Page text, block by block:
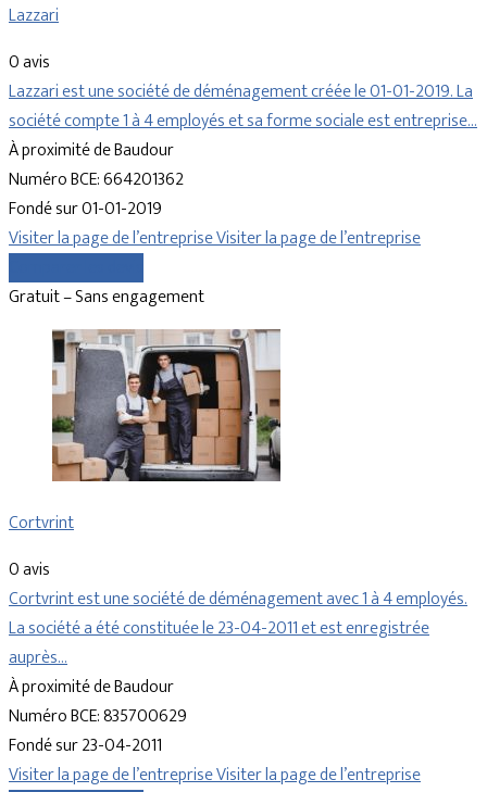
Lazzari
0 avis
Lazzari est une société de déménagement créée le 01-01-2019. La
société compte 1 à 4 employés et sa forme sociale est entreprise…
À proximité de Baudour
Numéro BCE: 664201362
Fondé sur 01-01-2019
Visiter la page de l’entrepriseVisiter la page de l’entreprise
Gratuit – Sans engagement
Cortvrint
0 avis
Cortvrint est une société de déménagement avec 1 à 4 employés.
La société a été constituée le 23-04-2011 et est enregistrée
auprès…
À proximité de Baudour
Numéro BCE: 835700629
Fondé sur 23-04-2011
Visiter la page de l’entrepriseVisiter la page de l’entreprise